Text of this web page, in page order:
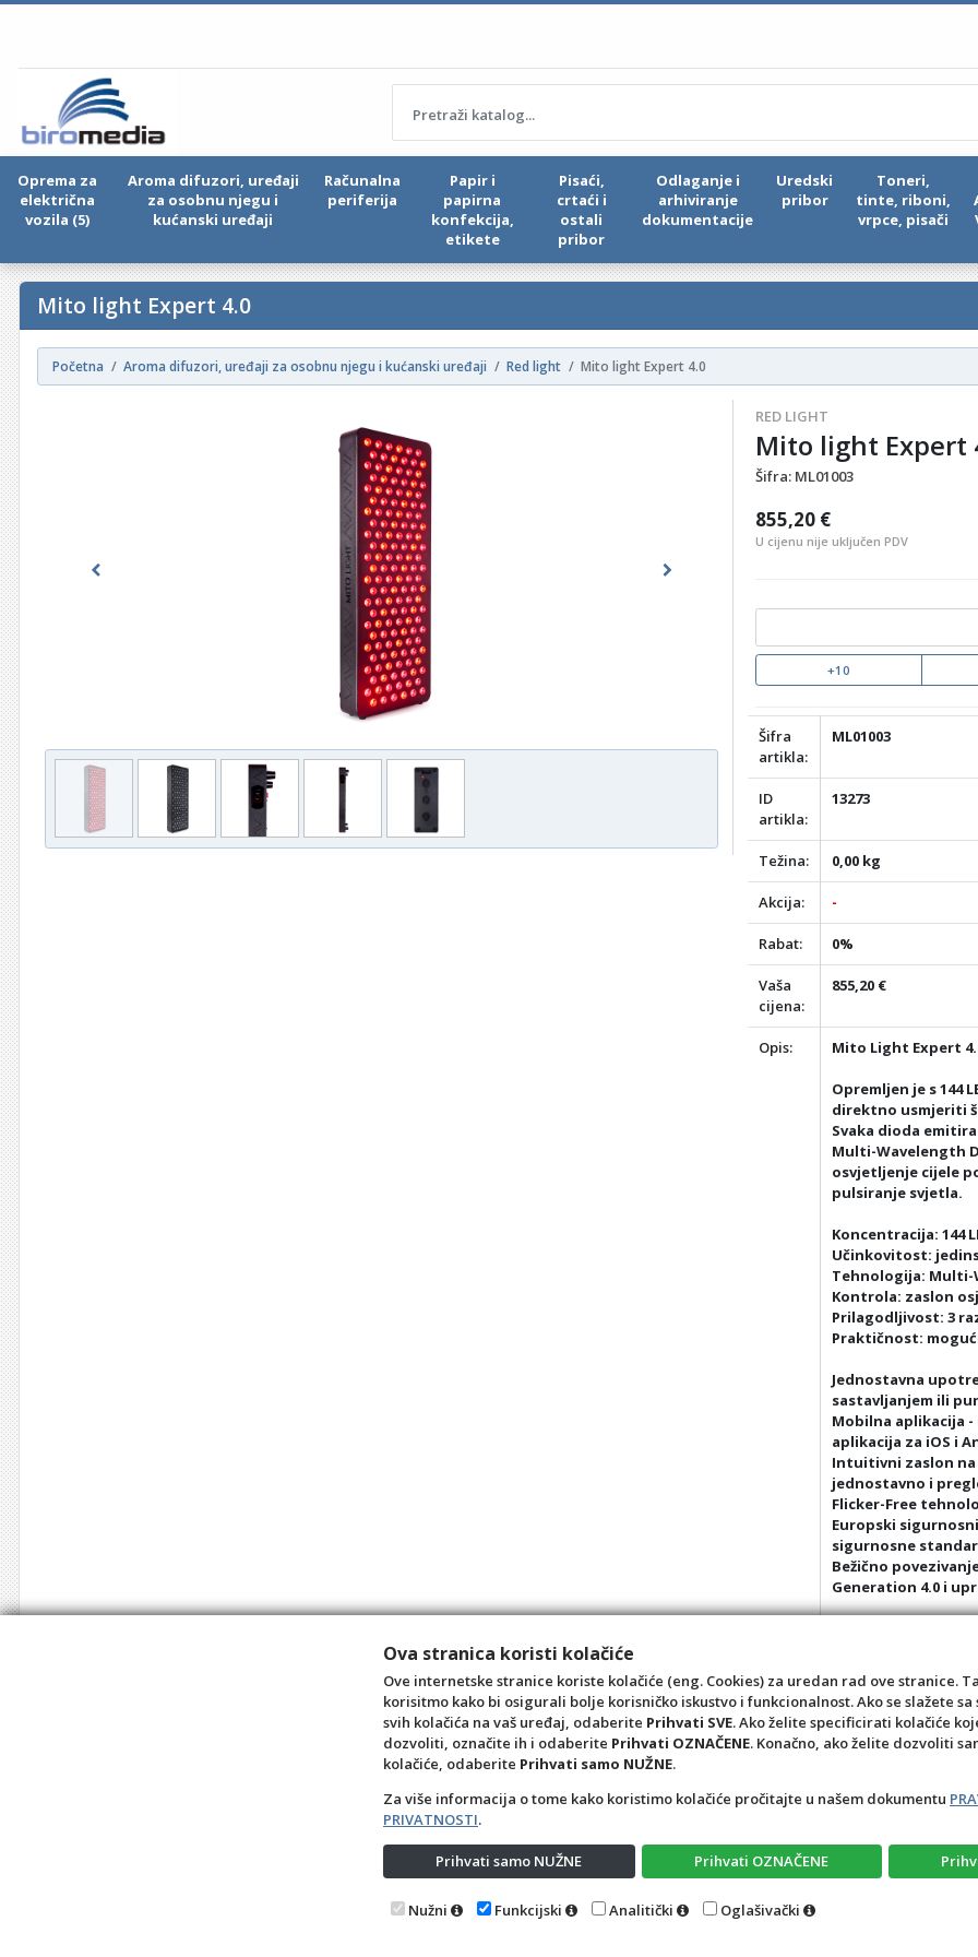
Oprema za
električna
vozila (5)
Aroma difuzori, uređaji
za osobnu njegu i
kućanski uređaji
Računalna
periferija
Papir i
papirna
konfekcija,
etikete
Pisaći,
crtaći i
ostali
pribor
Odlaganje i
arhiviranje
dokumentacije
Uredski
pribor
Toneri,
tinte, riboni,
vrpce, pisači
Mito light Expert 4.0
Početna Aroma difuzori, uređaji za osobnu njegu i kućanski uređaji Red light Mito light Expert 4.0
Previous Next
RED LIGHT
Mito light Expert
Šifra: ML01003
855,20 €
U cijenu nije uključen PDV
+10
Šifra
artikla:
ML01003
ID
artikla:
13273
Težina: 0,00 kg
Akcija: -
Rabat: 0%
Vaša
cijena:
855,20 €
Opis: Mito Light Expert
Opremljen je s 144
direktno usmjeriti
Svaka dioda
Multi-Wavelength
osvjetljenje cijele
pulsiranje svjetla.
Koncentracija: 144
Učinkovitost:
Tehnologija: Multi-
Kontrola: zaslon
Prilagodljivost: 3
Praktičnost:
Jednostavna
sastavljanjem ili
Mobilna aplikacija
aplikacija za iOS i
Intuitivni zaslon na
jednostavno i
Flicker-Free
Europski
sigurnosne
Bežično
Generation 4.0 i
- valne duljine
poboljšavajući
- Infracrveno
Opći uvjeti Pravila privatnosti Raskid ugovora –
Ova stranica koristi kolačiće
Ove internetske stranice koriste kolačiće (eng. Cookies) za uredan rad ove stranice.
korisitmo kako bi osigurali bolje korisničko iskustvo i funkcionalnost. Ako se slažete
svih kolačića na vaš uređaj, odaberite Prihvati SVE. Ako želite specificirati kolačiće
dozvoliti, označite ih i odaberite Prihvati OZNAČENE. Konačno, ako želite dozvoliti
kolačiće, odaberite Prihvati samo NUŽNE.
Za više informacija o tome kako koristimo kolačiće pročitajte u našem dokumentu
PRIVATNOSTI.
Prihvati samo NUŽNE Prihvati OZNAČENE
Nužni Funkcijski Analitički Oglašivački